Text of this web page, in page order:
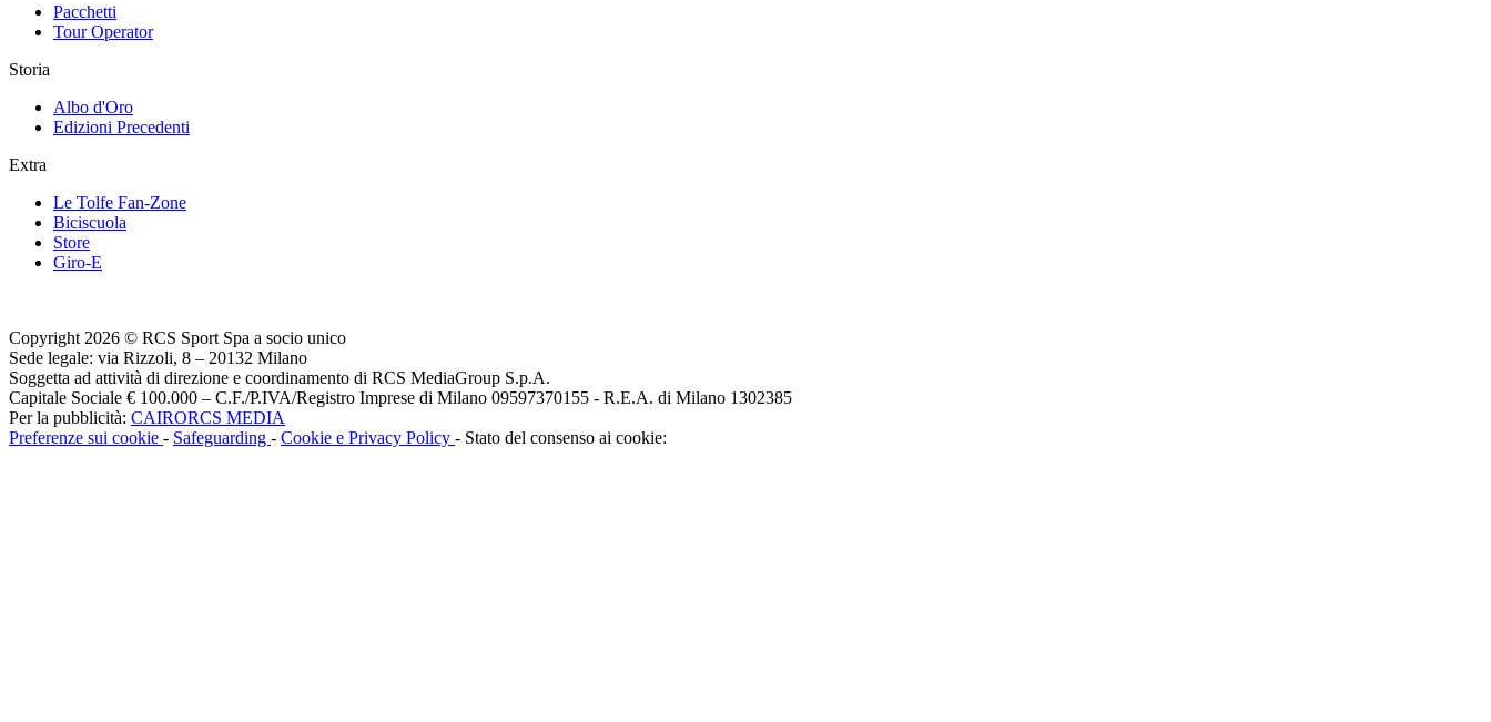
Pacchetti
Tour Operator
Storia
Albo d'Oro
Edizioni Precedenti
Extra
Le Tolfe Fan-Zone
Biciscuola
Store
Giro-E
Copyright 2026 © RCS Sport Spa a socio unico
Sede legale: via Rizzoli, 8 – 20132 Milano
Soggetta ad attività di direzione e coordinamento di RCS MediaGroup S.p.A.
Capitale Sociale € 100.000 – C.F./P.IVA/Registro Imprese di Milano 09597370155 - R.E.A. di Milano 1302385
Per la pubblicità: CAIRORCS MEDIA
Preferenze sui cookie - Safeguarding - Cookie e Privacy Policy - Stato del consenso ai cookie: